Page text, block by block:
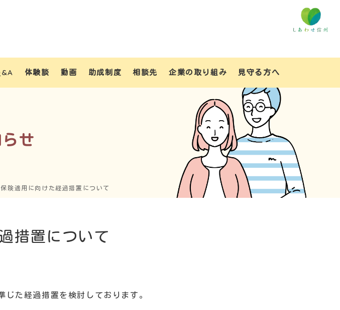
体験談 動画 助成制度 相談先 企業の取り組み 見守る方へ
せ
険適用に向けた経過措置について
措置について
た経過措置を検討しております。